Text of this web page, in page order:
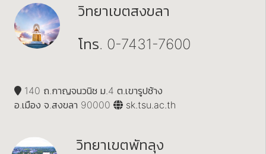
วิทยาเขตสงขลา
โทร. 0-7431-7600
140 ถ.กาญจนวนิช ม.4 ต.เขารูปช้าง
อ.เมือง จ.สงขลา 90000
sk.tsu.ac.th
วิทยาเขตพัทลุง